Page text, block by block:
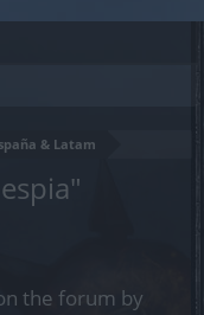
& Latam
the forum by